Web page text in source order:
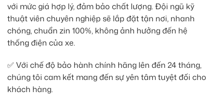
với mức giá hợp lý, đảm bảo chất lượng. Đội ngũ kỹ
thuật viên chuyên nghiệp sẽ lắp đặt tận nơi, nhanh
chóng, chuẩn zin 100%, không ảnh hưởng đến hệ
thống điện của xe.
✅ Với chế độ bảo hành chính hãng lên đến 24 tháng,
chúng tôi cam kết mang đến sự yên tâm tuyệt đối cho
khách hàng.